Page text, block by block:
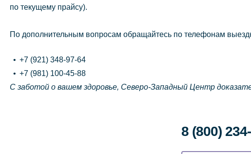
по текущему прайсу).
По дополнительным вопросам обращайтесь по телефонам
+7 (921) 348-97-64
+7 (981) 100-45-88
С заботой о вашем здоровье, Северо-Западный Центр
8 (800)